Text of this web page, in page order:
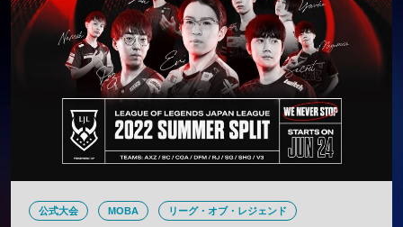
公式大会 MOBA リーグ・オブ・レジェンド